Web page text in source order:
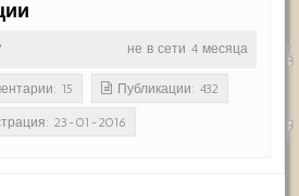
не в сети 4 месяца
15 Публикации: 432
23-01-2016